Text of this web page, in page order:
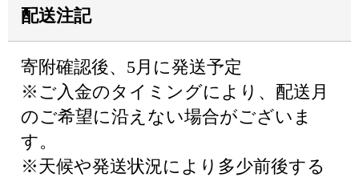
配送注記
寄附確認後、5月に発送予定
※ご入金のタイミングにより、配送月
のご希望に沿えない場合がございま
す。
※天候や発送状況により多少前後する